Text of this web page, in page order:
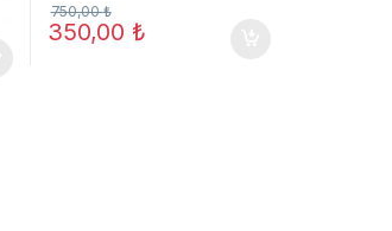
350,00 ₺
750,00₺